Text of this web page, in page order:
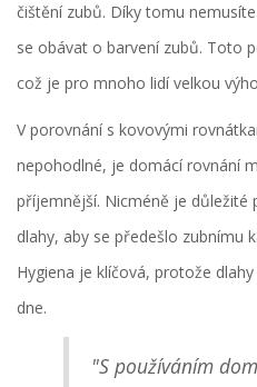
čištění zubů. Díky tomu
se obávat o barvení zubů. Toto
což je pro mnoho lidí velkou
V porovnání s kovovými
nepohodlné, je domácí rovnání
příjemnější. Nicméně je důležité
dlahy, aby se předešlo zubnímu
Hygiena je klíčová, protože
dne.
"S používáním